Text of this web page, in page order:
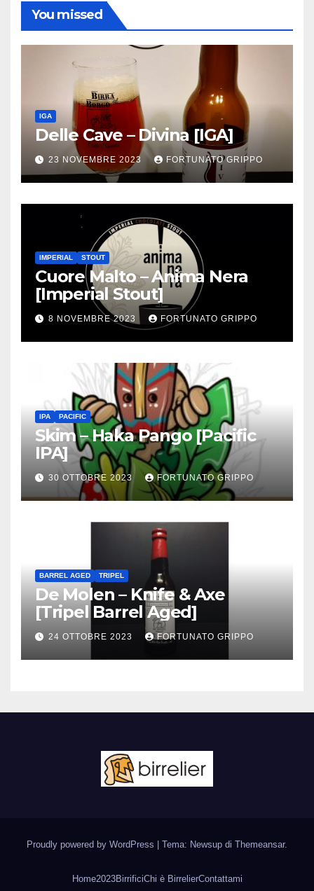
You missed
IGA
Delle Cave – Divina [IGA]
23 NOVEMBRE 2023 FORTUNATO GRIPPO
IMPERIAL STOUT
Cuore Malto – Anima Nera
[Imperial Stout]
8 NOVEMBRE 2023 FORTUNATO GRIPPO
IPA PACIFIC
Skim – Haka Pango [Pacific
IPA]
30 OTTOBRE 2023 FORTUNATO GRIPPO
BARREL AGED TRIPEL
De Molen – Knife & Axe
[Tripel Barrel Aged]
24 OTTOBRE 2023 FORTUNATO GRIPPO
Proudly powered by WordPress Tema: Newsup di Themeansar.
Home2023BirrificiChi è BirrelierContattami